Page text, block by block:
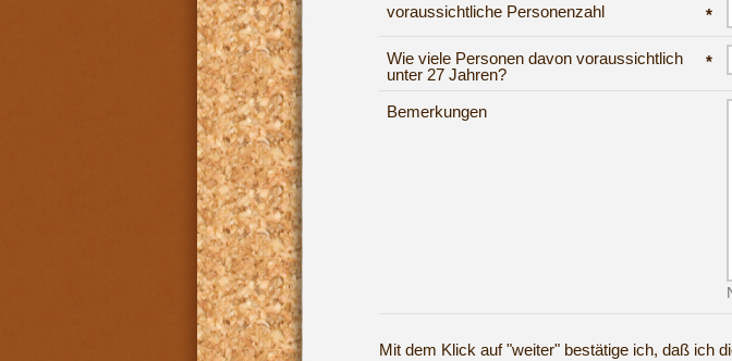
*
voraussichtliche Personenzahl
*
Wie viele Personen davon voraussichtlich
unter 27 Jahren?
Bemerkungen
Mit dem Klick auf "weiter" bestätige ich, daß ich